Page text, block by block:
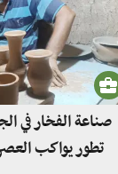
صناعة الفخار في
تطور يواكب